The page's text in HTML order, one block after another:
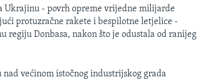
Ukrajinu - povrh opreme vrijedne milijarde
protuzračne rakete i bespilotne letjelice -
regiju Donbasa, nakon što je odustala od ranijeg
većinom istočnog industrijskog grada